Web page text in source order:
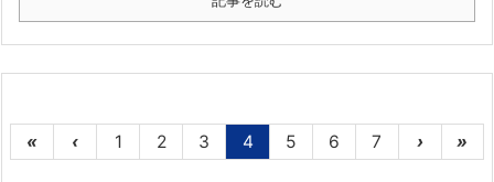
« ‹ 1 2 3 4 5 6 7 › »